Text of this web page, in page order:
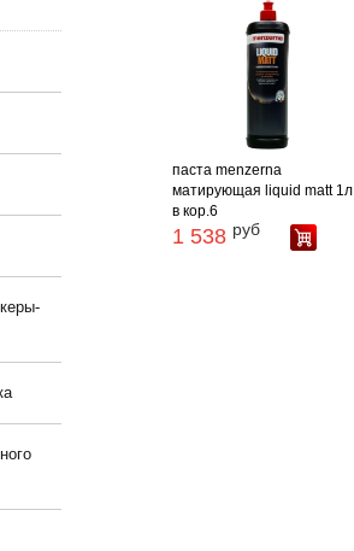
паста menzerna
матирующая liquid matt
в кор.6
1 538 руб